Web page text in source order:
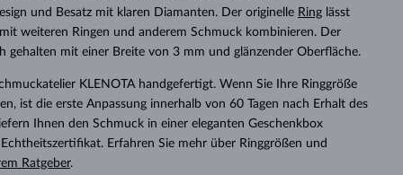
RICHTIGEN
DURCHSEHEN
LIEBE
DURCHSEHEN
ANGEBOT
DURCHSEHEN
TURMALINE
MOLDAVITE
BABY-OHRRINGE
HOCHZEITSOHRRINGE
WEISSGOLD
SCHÖN
DURCHSEHEN
MINERALKETTEN
PERLEN ANHÄNGER
WEISSGOLD
GELBGOLD
ROSÉGOLD
SIMPLEN
DINGE
ARMBÄNDER
DURCHSEHEN
PERLEN
DURCHSEHEN
MOLDAVITE
MINERALIEN
HOCHZEITSSCHMUCK
GELBGOLD
WEISSGOLD
KLENOTA
DURCHSEHEN
SCHENKEN
DURCHSEHEN
KOLLEKTIONEN
DURCHSEHEN
und Besatz mit klaren Diamanten. Der originelle Ring lässt
weiteren Ringen und anderem Schmuck kombinieren. Der
gehalten mit einer Breite von 3 mm und glänzender Oberfläche.
KLENOTA handgefertigt. Wenn Sie Ihre Ringgröße
ist die erste Anpassung innerhalb von 60 Tagen nach Erhalt des
Ihnen den Schmuck in einer eleganten Geschenkbox
Erfahren Sie mehr über Ringgrößen und
Ratgeber.